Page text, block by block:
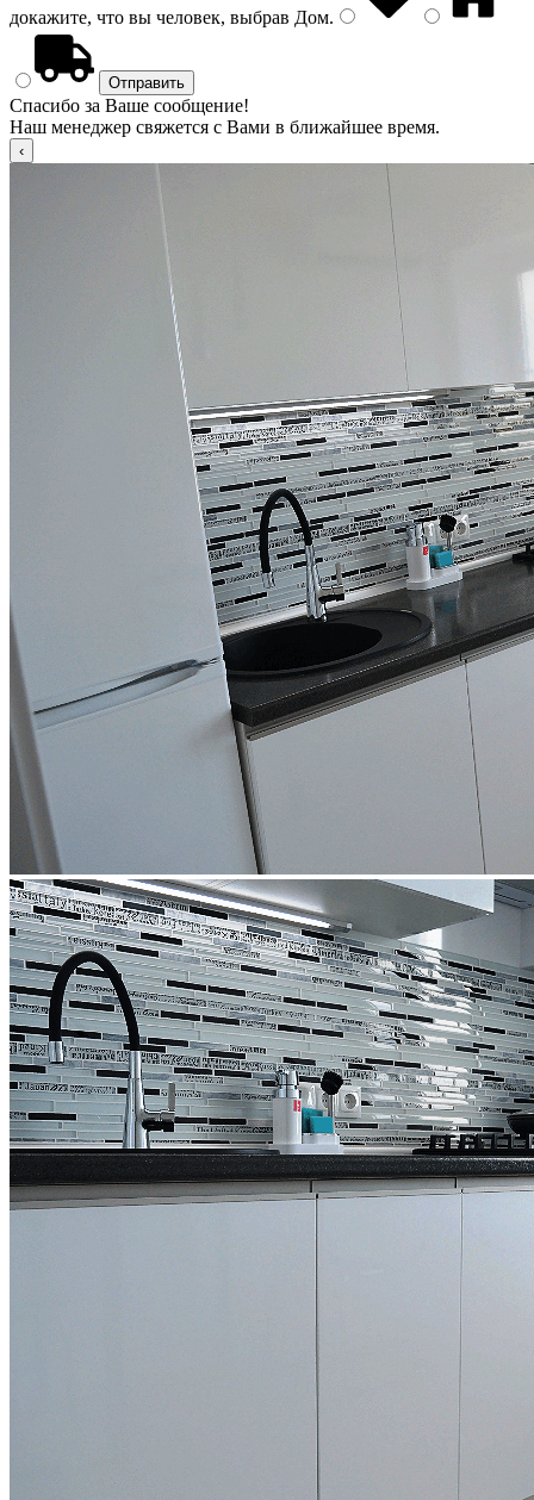
докажите, что вы человек, выбрав Дом.
Спасибо за Ваше сообщение!
Наш менеджер свяжется с Вами в ближайшее время.